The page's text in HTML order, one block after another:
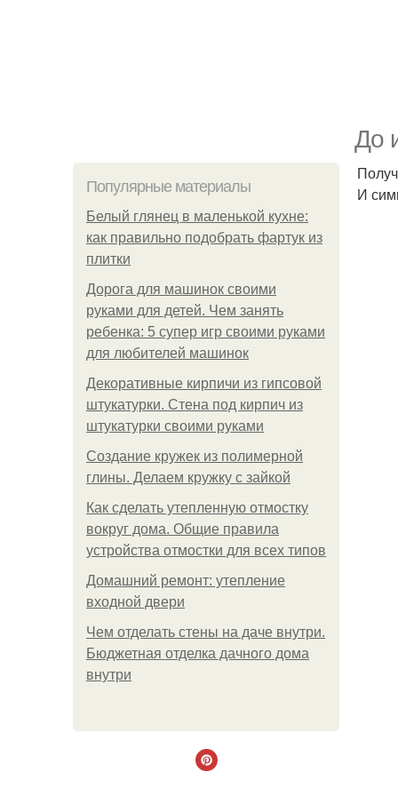
До
Популярные материалы
Белый глянец в маленькой кухне:
как правильно подобрать фартук из
плитки
Дорога для машинок своими
руками для детей. Чем занять
ребенка: 5 супер игр своими руками
для любителей машинок
Декоративные кирпичи из гипсовой
штукатурки. Стена под кирпич из
штукатурки своими руками
Создание кружек из полимерной
глины. Делаем кружку с зайкой
Как сделать утепленную отмостку
вокруг дома. Общие правила
устройства отмостки для всех типов
Домашний ремонт: утепление
входной двери
Чем отделать стены на даче внутри.
Бюджетная отделка дачного дома
внутри
И